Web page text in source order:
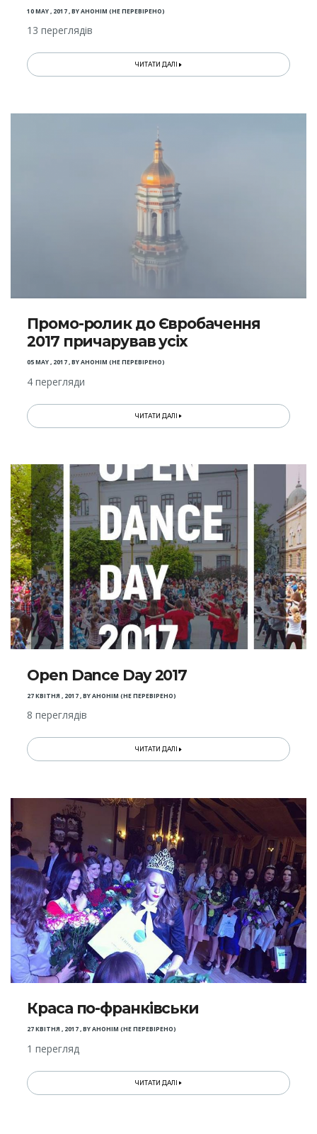
10 MAY , 2017,BYАНОНІМ (НЕ ПЕРЕВІРЕНО)
13 переглядів
ЧИТАТИ ДАЛІ
Промо-ролик до Євробачення
2017 причарував усіх
05 MAY , 2017,BYАНОНІМ (НЕ ПЕРЕВІРЕНО)
4 перегляди
ЧИТАТИ ДАЛІ
Open Dance Day 2017
27 КВІТНЯ , 2017,BYАНОНІМ (НЕ ПЕРЕВІРЕНО)
8 переглядів
ЧИТАТИ ДАЛІ
Краса по-франківськи
27 КВІТНЯ , 2017,BYАНОНІМ (НЕ ПЕРЕВІРЕНО)
1 перегляд
ЧИТАТИ ДАЛІ